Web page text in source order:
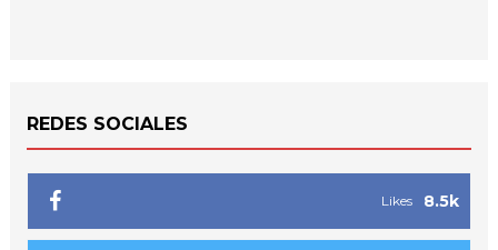
REDES SOCIALES
8.5k
Likes